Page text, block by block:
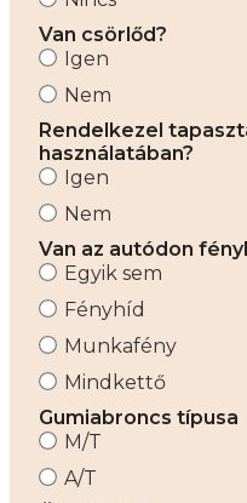
Van csörlőd?
Igen
Nem
Rendelkezel
használatában?
Igen
Nem
Van az autódon
Egyik sem
Fényhíd
Munkafény
Mindkettő
Gumiabroncs típusa
M/T
A/T